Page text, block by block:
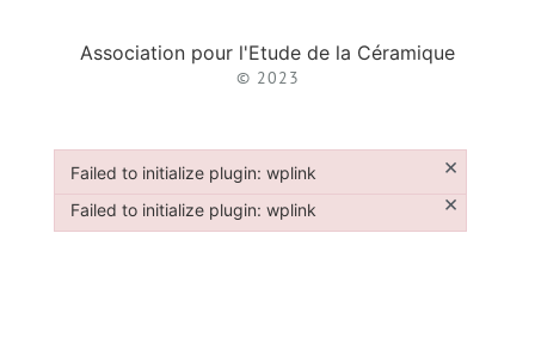
Association pour l'Etude de la Céramique
© 2023
Failed to initialize plugin: wplink ×
Failed to initialize plugin: wplink
Failed to initialize plugin: wplink ×